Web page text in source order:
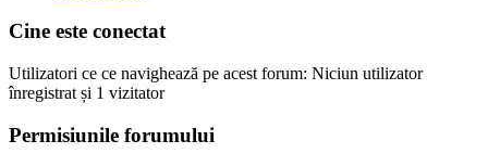
Cine este conectat
Utilizatori ce ce navighează pe acest forum: Niciun utilizator
înregistrat și 1 vizitator
Permisiunile forumului